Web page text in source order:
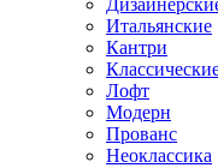
Итальянские
Кантри
Лофт
Модерн
Прованс
Неоклассика